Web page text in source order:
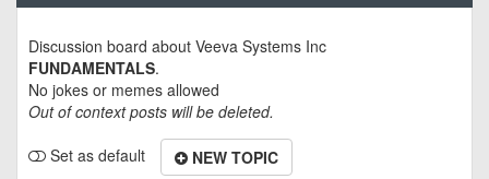
Discussion board about Veeva Systems Inc
FUNDAMENTALS.
No jokes or memes allowed
Out of context posts will be deleted.
Set as default
NEW TOPIC